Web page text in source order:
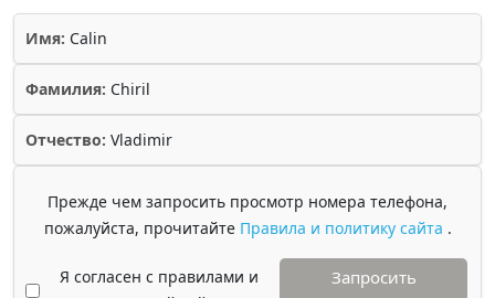
Имя: Calin
Фамилия: Chiril
Отчество: Vladimir
Прежде чем запросить просмотр номера телефона,
пожалуйста, прочитайте Правила и политику сайта .
Я согласен с правилами и
Запросить